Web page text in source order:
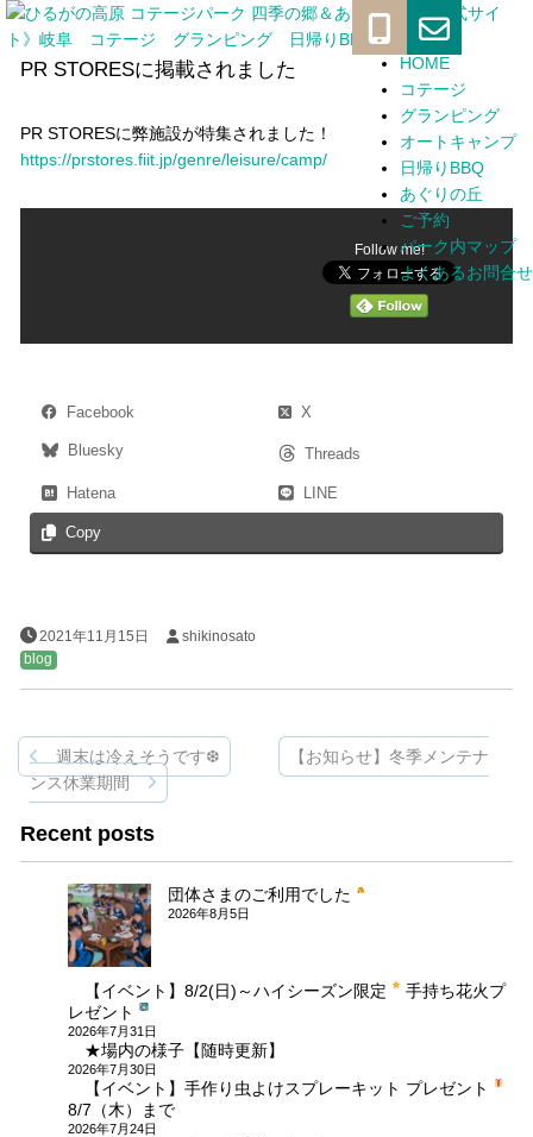
コンテンツへスキップ
メ
イ
ナ
ゲ
HOME
コテージ
グランピング
オートキャンプ
日帰りBBQ
あぐりの丘
ご予約
パーク内マップ
よくあるお問合せ
PR STORESに掲載されました
PR STORESに弊施設が特集されました！
https://prstores.fiit.jp/genre/leisure/camp/
Follow me!
Facebook X
Bluesky Threads
Hatena LINE
Copy
2021年11月15日
shikinosato
blog
投
稿
ナ
週末は冷えそうです❆
【お知らせ】冬季メンテナ
ンス休業期間
Recent posts
団体さまのご利用でした
2026年8月5日
【イベント】8/2(日)～ハイシーズン限定
手持ち花火プ
レゼント
2026年7月31日
★場内の様子【随時更新】
2026年7月30日
【イベント】手作り虫よけスプレーキット プレゼント
8/7（木）まで
2026年7月24日